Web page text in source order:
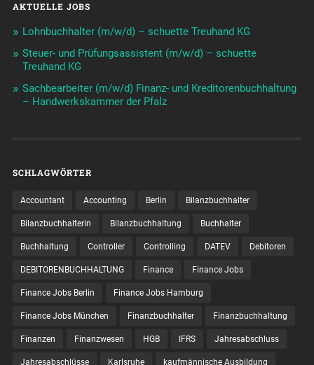
AKTUELLE JOBS
Lohnbuchhalter (m/w/d) – schuette Treuhand KG
Steuer- und Prüfungsassistent (m/w/d) – schuette
Treuhand KG
Sachbearbeiter (m/w/d) Finanz- und Kreditorenbuchhaltung
– Handwerkskammer der Pfalz
SCHLAGWÖRTER
Accountant Accounting Berlin Bilanzbuchhalter
Bilanzbuchhalterin Bilanzbuchhaltung Buchhalter
Buchhaltung Controller Controlling DATEV Debitoren
DEBITORENBUCHHALTUNG Finance Finance Jobs
Finance Jobs Berlin Finance Jobs Hamburg
Finance Jobs München Finanzbuchhalter Finanzbuchhaltung
Finanzen Finanzwesen HGB IFRS Jahresabschluss
Jahresabschlüsse Karlsruhe kaufmännische Ausbildung